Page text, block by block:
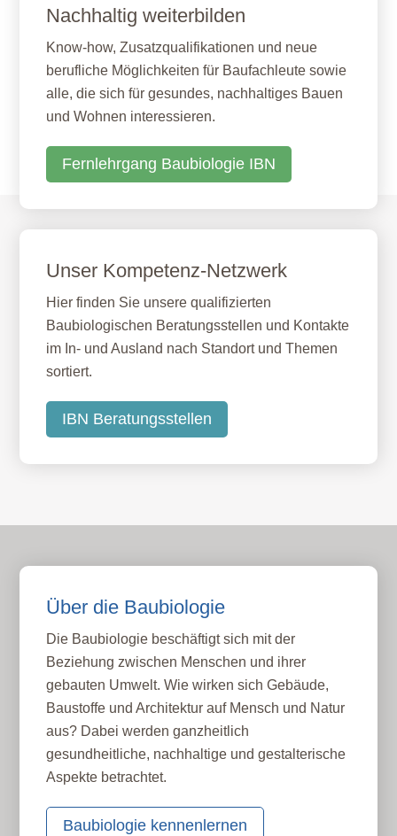
Nachhaltig weiterbilden
Know-how, Zusatzqualifikationen und neue
berufliche Möglichkeiten für Baufachleute sowie
alle, die sich für gesundes, nachhaltiges Bauen
und Wohnen interessieren.
Fernlehrgang Baubiologie IBN
Unser Kompetenz-Netzwerk
Hier finden Sie unsere qualifizierten
Baubiologischen Beratungsstellen und Kontakte
im In- und Ausland nach Standort und Themen
sortiert.
IBN Beratungsstellen
Über die Baubiologie
Die Baubiologie beschäftigt sich mit der
Beziehung zwischen Menschen und ihrer
gebauten Umwelt. Wie wirken sich Gebäude,
Baustoffe und Architektur auf Mensch und Natur
aus? Dabei werden ganzheitlich
gesundheitliche, nachhaltige und gestalterische
Aspekte betrachtet.
Baubiologie kennenlernen